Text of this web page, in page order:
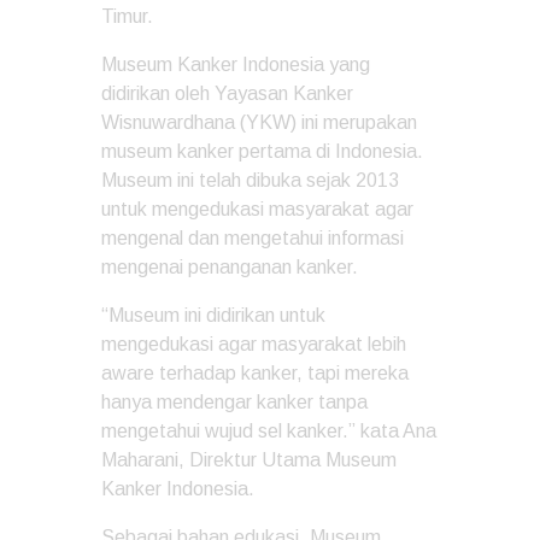
Timur.
Museum Kanker Indonesia yang
didirikan oleh Yayasan Kanker
Wisnuwardhana (YKW) ini merupakan
museum kanker pertama di Indonesia.
Museum ini telah dibuka sejak 2013
untuk mengedukasi masyarakat agar
mengenal dan mengetahui informasi
mengenai penanganan kanker.
“Museum ini didirikan untuk
mengedukasi agar masyarakat lebih
aware terhadap kanker, tapi mereka
hanya mendengar kanker tanpa
mengetahui wujud sel kanker.” kata Ana
Maharani, Direktur Utama Museum
Kanker Indonesia.